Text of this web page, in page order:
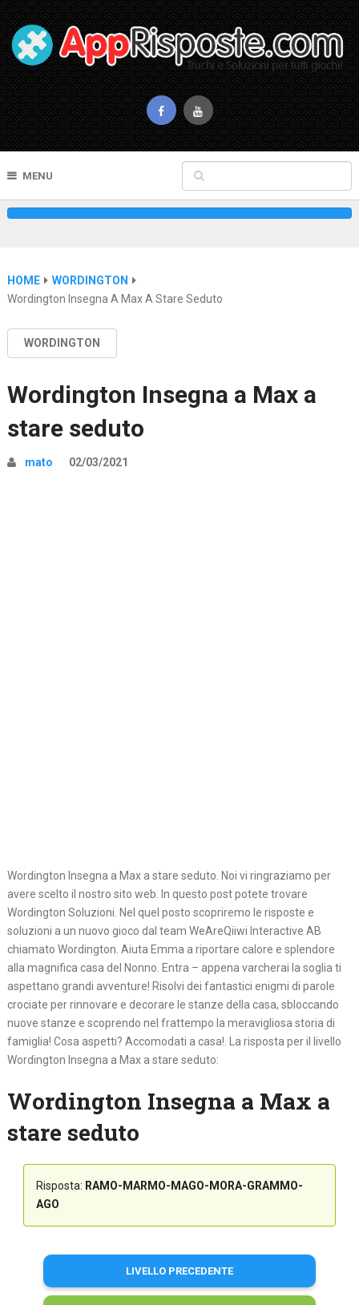
MENU
HOME
WORDINGTON
Wordington Insegna A Max A Stare Seduto
WORDINGTON
Wordington Insegna a Max a
stare seduto
mato 02/03/2021
Wordington Insegna a Max a stare seduto. Noi vi ringraziamo per
avere scelto il nostro sito web. In questo post potete trovare
Wordington Soluzioni. Nel quel posto scopriremo le risposte e
soluzioni a un nuovo gioco dal team WeAreQiiwi Interactive AB
chiamato Wordington. Aiuta Emma a riportare calore e splendore
alla magnifica casa del Nonno. Entra – appena varcherai la soglia ti
aspettano grandi avventure! Risolvi dei fantastici enigmi di parole
crociate per rinnovare e decorare le stanze della casa, sbloccando
nuove stanze e scoprendo nel frattempo la meravigliosa storia di
famiglia! Cosa aspetti? Accomodati a casa!. La risposta per il livello
Wordington Insegna a Max a stare seduto:
Wordington Insegna a Max a
stare seduto
Risposta: RAMO-MARMO-MAGO-MORA-GRAMMO-
AGO
LIVELLO PRECEDENTE